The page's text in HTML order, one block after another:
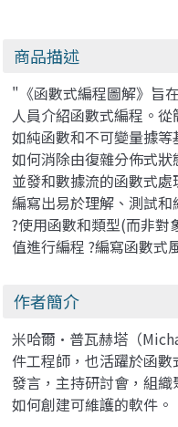
商品描述
"《函數式編程圖解》旨
人員介紹函數式編程。
如純函數和不可變量據
如何消除由復雜分佈式狀
並發和數據流的函數式
編寫出易於理解、測試
?使用函數和類型(而非對
值進行編程 ?編寫函數式
作者簡介
米哈爾·普瓦赫塔（
件工程師，也活躍於函
發言，主持研討會，組
如何創建可維護的軟件。